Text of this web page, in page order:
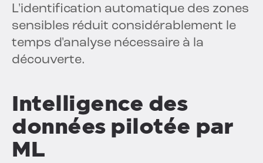
L'identification automatique des zones
sensibles réduit considérablement le
temps d'analyse nécessaire à la
découverte.
Intelligence des
données pilotée par
ML